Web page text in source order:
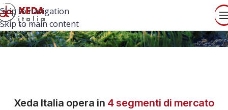
Skip to navigation
Skip to main content
Xeda Italia opera in 4 segmenti di mercato